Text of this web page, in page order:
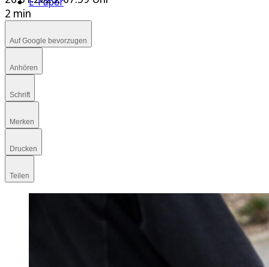
2 min
Auf Google bevorzugen
Anhören
Schrift
Merken
Drucken
Teilen